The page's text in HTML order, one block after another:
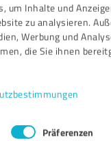
um Inhalte und
zu analysieren.
Werbung und
die Sie ihnen
Präferenzen
Kontakt